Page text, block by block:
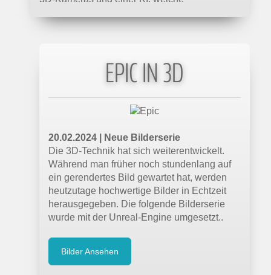
kann.
Von wegen Science-Fiction: Die
Hologramm-Telefonie ist heute bereits
technisch möglich. Nun soll sie
massenmarkttauglich werden. Dazu wollen
Europas große Netzbetreiber an einem
Strang ziehen.
11.09.2022 |
mixed.de
Optimales Passthrough: So will es Meta
hinkriegen
Gutes VR-Passthrough ist eine große
technische Herausforderung. Forschende
EPIC IN 3D
20.02.2024 | Neue Bilderserie
Die 3D-Technik hat sich weiterentwickelt.
Während man früher noch stundenlang auf
ein gerendertes Bild gewartet hat, werden
heutzutage hochwertige Bilder in Echtzeit
herausgegeben. Die folgende Bilderserie
wurde mit der Unreal-Engine umgesetzt..
Bilder Ansehen